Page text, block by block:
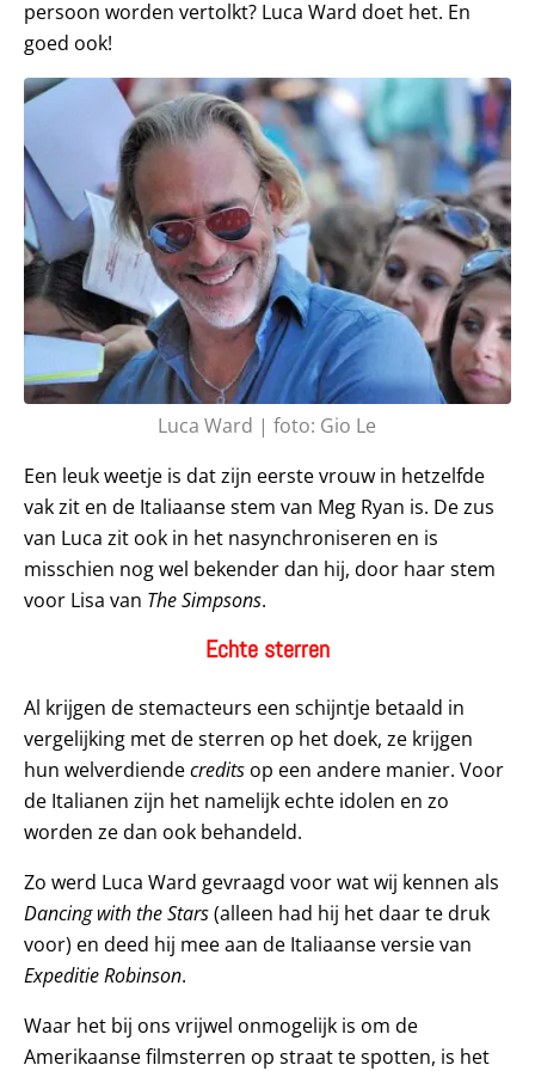
persoon worden vertolkt? Luca Ward doet het. En
goed ook!
Luca Ward | foto: Gio Le
Een leuk weetje is dat zijn eerste vrouw in hetzelfde
vak zit en de Italiaanse stem van Meg Ryan is. De zus
van Luca zit ook in het nasynchroniseren en is
misschien nog wel bekender dan hij, door haar stem
voor Lisa van The Simpsons.
Echte sterren
Al krijgen de stemacteurs een schijntje betaald in
vergelijking met de sterren op het doek, ze krijgen
hun welverdiendecredits op een andere manier. Voor
de Italianen zijn het namelijk echte idolen en zo
worden ze dan ook behandeld.
Zo werd Luca Ward gevraagd voor wat wij kennen als
Dancing with the Stars(alleen had hij het daar te druk
voor) en deed hij mee aan de Italiaanse versie van
Expeditie Robinson.
Waar het bij ons vrijwel onmogelijk is om de
Amerikaanse filmsterren op straat te spotten, is het